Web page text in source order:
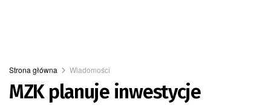
Strona główna Wiadomości
MZK planuje inwestycje